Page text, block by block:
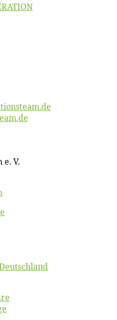
V.